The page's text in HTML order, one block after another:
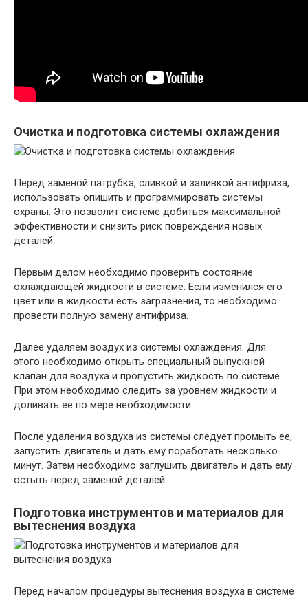
Очистка и подготовка системы охлаждения
Перед заменой патрубка, сливкой и заливкой антифриза,
использовать опишить и программировать системы
охраны. Это позволит системе добиться максимальной
эффективности и снизить риск повреждения новых
деталей.
Первым делом необходимо проверить состояние
охлаждающей жидкости в системе. Если изменился его
цвет или в жидкости есть загрязнения, то необходимо
провести полную замену антифриза.
Далее удаляем воздух из системы охлаждения. Для
этого необходимо открыть специальный выпускной
клапан для воздуха и пропустить жидкость по системе.
При этом необходимо следить за уровнем жидкости и
доливать ее по мере необходимости.
После удаления воздуха из системы следует промыть ее,
запустить двигатель и дать ему поработать несколько
минут. Затем необходимо заглушить двигатель и дать ему
остыть перед заменой деталей.
Подготовка инструментов и материалов для
вытеснения воздуха
Перед началом процедуры вытеснения воздуха в системе